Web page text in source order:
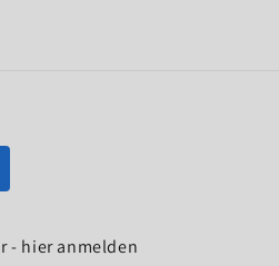
- hier anmelden